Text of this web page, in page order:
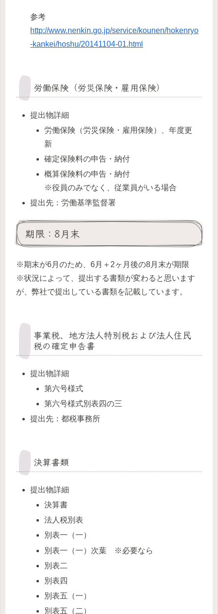
参考
http://www.nenkin.go.jp/service/kounen/hokenryo
-kankei/hoshu/20141104-01.html
労働保険（労災保険・雇用保険）
提出物詳細
労働保険（労災保険・雇用保険）、年度更
新
確定保険料の申告・納付
概算保険料の申告・納付
※役員のみでなく、従業員がいる場合
提出先：労働基準監督署
期限：8月末
※期末が6月のため、6月＋2ヶ月後の8月末が期限
※状況によって、提出する書類が変わると思います
が、弊社で提出している書類を記載しています。
事業税、地方法人特別税および法人住民
税の確定申告書
提出物詳細
第六号様式
第六号様式別表四の三
提出先：都税事務所
決算書類
提出物詳細
決算書
法人税別表
別表一（一）
別表一（一）次葉 ※必要なら
別表二
別表四
別表五（一）
別表五（二）